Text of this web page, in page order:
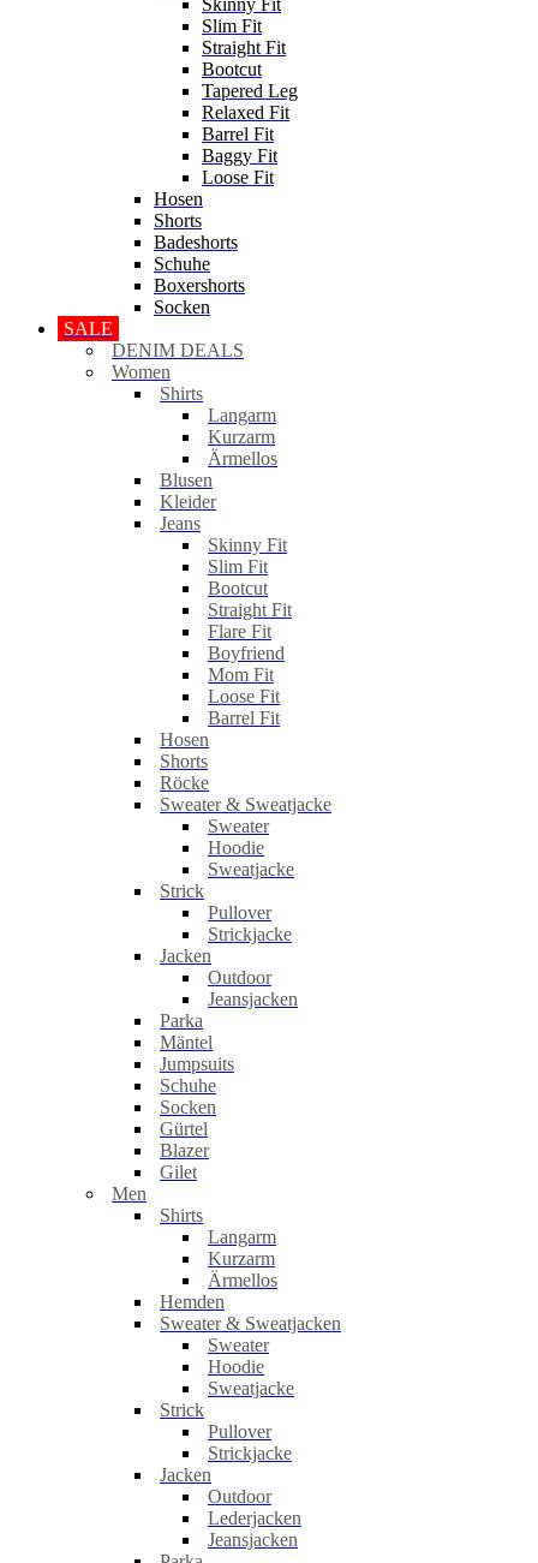
Skinny Fit
Slim Fit
Straight Fit
Bootcut
Tapered Leg
Relaxed Fit
Barrel Fit
Baggy Fit
Loose Fit
Hosen
Shorts
Badeshorts
Schuhe
Boxershorts
Socken
SALE
DENIM DEALS
Women
Shirts
Langarm
Kurzarm
Ärmellos
Blusen
Kleider
Jeans
Skinny Fit
Slim Fit
Bootcut
Straight Fit
Flare Fit
Boyfriend
Mom Fit
Loose Fit
Barrel Fit
Hosen
Shorts
Röcke
Sweater & Sweatjacke
Sweater
Hoodie
Sweatjacke
Strick
Pullover
Strickjacke
Jacken
Outdoor
Jeansjacken
Parka
Mäntel
Jumpsuits
Schuhe
Socken
Gürtel
Blazer
Gilet
Men
Shirts
Langarm
Kurzarm
Ärmellos
Hemden
Sweater & Sweatjacken
Sweater
Hoodie
Sweatjacke
Strick
Pullover
Strickjacke
Jacken
Outdoor
Lederjacken
Jeansjacken